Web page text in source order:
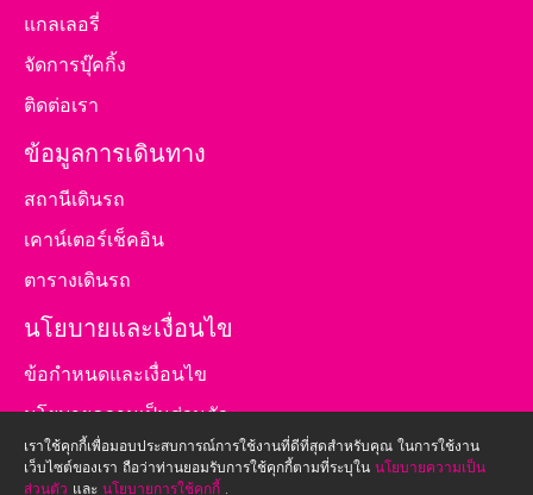
เราใช้คุกกี้เพื่อมอบประสบการณ์การใช้งานที่ดีที่สุดสำหรับคุณ ในการใช้งาน
เว็บไซต์ของเรา ถือว่าท่านยอมรับการใช้คุกกี้ตามที่ระบุใน นโยบายความเป็น
ส่วนตัว และ นโยบายการใช้คุกกี้ .
แกลเลอรี่
จัดการบุ๊คกิ้ง
ติดต่อเรา
ข้อมูลการเดินทาง
สถานีเดินรถ
เคาน์เตอร์เช็คอิน
ตารางเดินรถ
นโยบายและเงื่อนไข
ข้อกำหนดและเงื่อนไข
นโยบายความเป็นส่วนตัว
นโยบายการใช้คุกกี้